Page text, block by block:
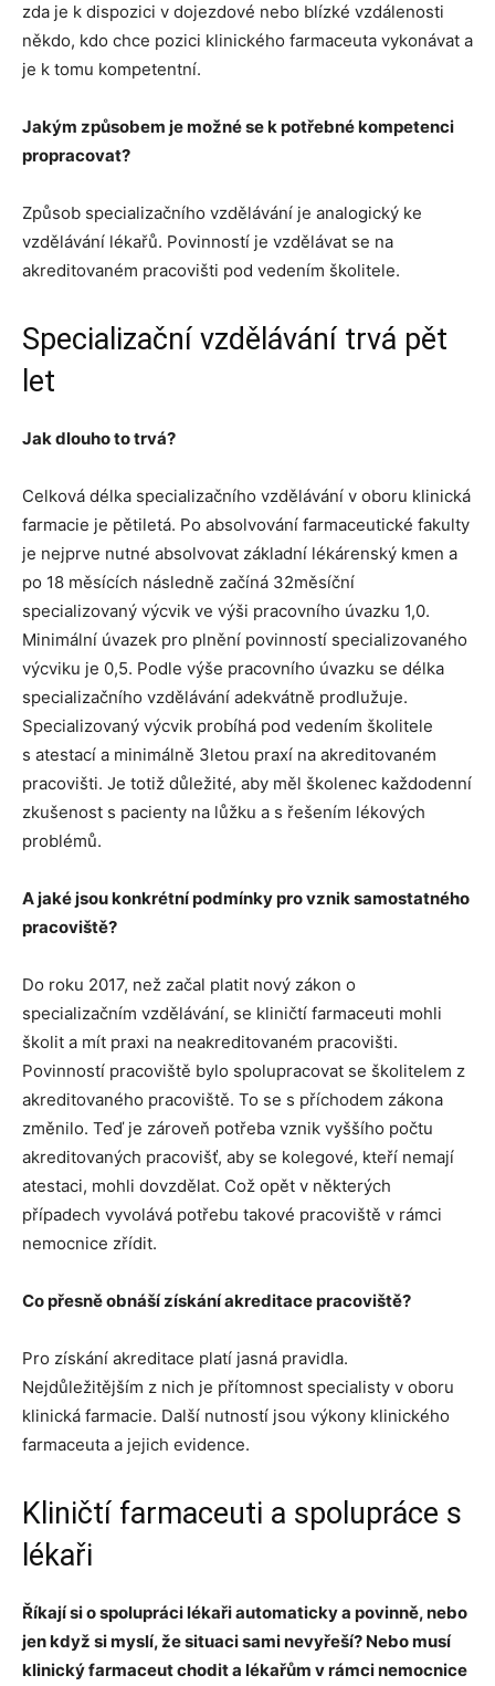
zda je k dispozici v dojezdové nebo blízké vzdálenosti
někdo, kdo chce pozici klinického farmaceuta vykonávat a
je k tomu kompetentní.
Jakým způsobem je možné se k potřebné kompetenci
propracovat?
Způsob specializačního vzdělávání je analogický ke
vzdělávání lékařů. Povinností je vzdělávat se na
akreditovaném pracovišti pod vedením školitele.
Specializační vzdělávání trvá pět
let
Jak dlouho to trvá?
Celková délka specializačního vzdělávání v oboru klinická
farmacie je pětiletá. Po absolvování farmaceutické fakulty
je nejprve nutné absolvovat základní lékárenský kmen a
po 18 měsících následně začíná 32měsíční
specializovaný výcvik ve výši pracovního úvazku 1,0.
Minimální úvazek pro plnění povinností specializovaného
výcviku je 0,5. Podle výše pracovního úvazku se délka
specializačního vzdělávání adekvátně prodlužuje.
Specializovaný výcvik probíhá pod vedením školitele
s atestací a minimálně 3letou praxí na akreditovaném
pracovišti. Je totiž důležité, aby měl školenec každodenní
zkušenost s pacienty na lůžku a s řešením lékových
problémů.
A jaké jsou konkrétní podmínky pro vznik samostatného
pracoviště?
Do roku 2017, než začal platit nový zákon o
specializačním vzdělávání, se kliničtí farmaceuti mohli
školit a mít praxi na neakreditovaném pracovišti.
Povinností pracoviště bylo spolupracovat se školitelem z
akreditovaného pracoviště. To se s příchodem zákona
změnilo. Teď je zároveň potřeba vznik vyššího počtu
akreditovaných pracovišť, aby se kolegové, kteří nemají
atestaci, mohli dovzdělat. Což opět v některých
případech vyvolává potřebu takové pracoviště v rámci
nemocnice zřídit.
Co přesně obnáší získání akreditace pracoviště?
Pro získání akreditace platí jasná pravidla.
Nejdůležitějším z nich je přítomnost specialisty v oboru
klinická farmacie. Další nutností jsou výkony klinického
farmaceuta a jejich evidence.
Kliničtí farmaceuti a spolupráce s
lékaři
Říkají si o spolupráci lékaři automaticky a povinně, nebo
jen když si myslí, že situaci sami nevyřeší? Nebo musí
klinický farmaceut chodit a lékařům v rámci nemocnice